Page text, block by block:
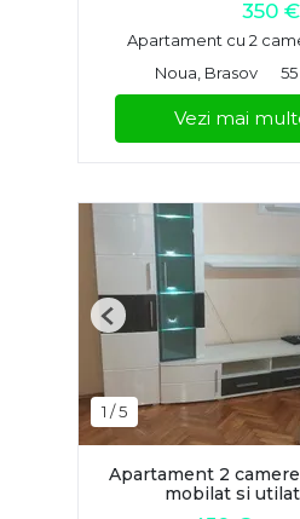
350 €
Apartament cu 2
Noua, Brasov
Vezi mai
1 /5
Previous
Apartament 2
mobilat si